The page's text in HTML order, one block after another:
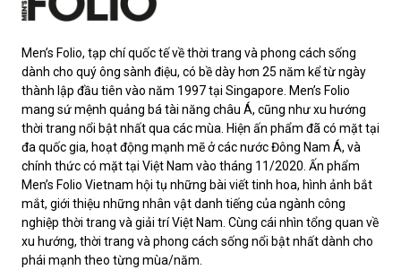
Men’s Folio, tạp chí quốc tế về thời trang và phong cách sống
dành cho quý ông sành điệu, có bề dày hơn 25 năm kể từ ngày
thành lập đầu tiên vào năm 1997 tại Singapore. Men’s Folio
mang sứ mệnh quảng bá tài năng châu Á, cũng như xu hướng
thời trang nổi bật nhất qua các mùa. Hiện ấn phẩm đã có mặt tại
đa quốc gia, hoạt động mạnh mẽ ở các nước Đông Nam Á, và
chính thức có mặt tại Việt Nam vào tháng 11/2020. Ấn phẩm
Men’s Folio Vietnam hội tụ những bài viết tinh hoa, hình ảnh bắt
mắt, giới thiệu những nhân vật danh tiếng của ngành công
nghiệp thời trang và giải trí Việt Nam. Cùng cái nhìn tổng quan về
xu hướng, thời trang và phong cách sống nổi bật nhất dành cho
phái mạnh theo từng mùa/năm.